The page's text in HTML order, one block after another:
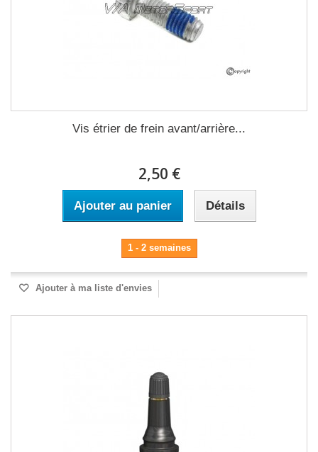
Vis étrier de frein avant/arrière...
2,50 €
Ajouter au panier Détails
1 - 2 semaines
Ajouter à ma liste d'envies